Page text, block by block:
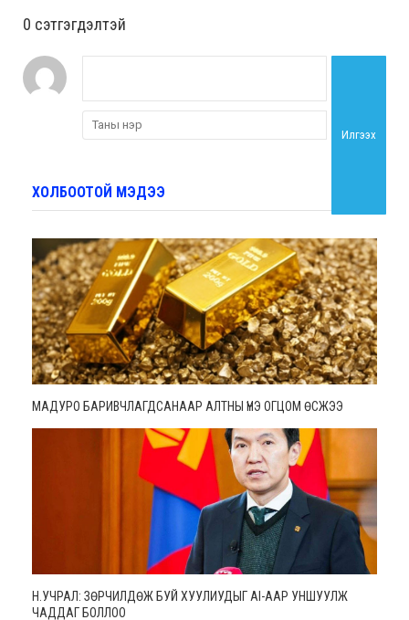
0 cэтгэгдэлтэй
Илгээх
ХОЛБООТОЙ МЭДЭЭ
МАДУРО БАРИВЧЛАГДСАНААР АЛТНЫ ҮНЭ ОГЦОМ ӨСЖЭЭ
Н.УЧРАЛ: ЗӨРЧИЛДӨЖ БУЙ ХУУЛИУДЫГ AI-ААР УНШУУЛЖ
ЧАДДАГ БОЛЛОО